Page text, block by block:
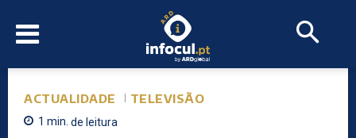
ACTUALIDADE TELEVISÃO
1 min. de leitura